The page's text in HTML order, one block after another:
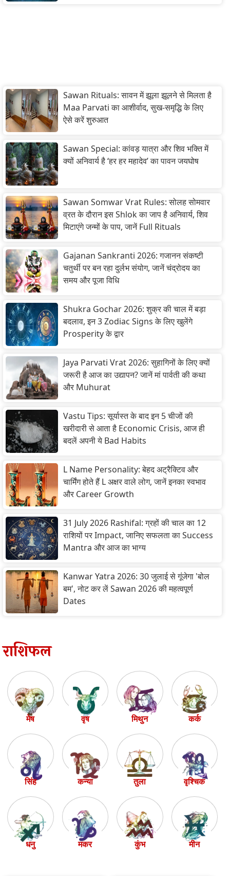
Sawan Rituals: सावन में झूला झूलने से मिलता है
Maa Parvati का आशीर्वाद, सुख-समृद्धि के लिए
ऐसे करें शुरुआत
Sawan Special: कांवड़ यात्रा और शिव भक्ति में
क्यों अनिवार्य है ‘हर हर महादेव’ का पावन जयघोष
Sawan Somwar Vrat Rules: सोलह सोमवार
व्रत के दौरान इस Shlok का जाप है अनिवार्य, शिव
मिटाएंगे जन्मों के पाप, जानें Full Rituals
Gajanan Sankranti 2026: गजानन संकष्टी
चतुर्थी पर बन रहा दुर्लभ संयोग, जानें चंद्रोदय का
समय और पूजा विधि
Shukra Gochar 2026: शुक्र की चाल में बड़ा
बदलाव, इन 3 Zodiac Signs के लिए खुलेंगे
Prosperity के द्वार
Jaya Parvati Vrat 2026: सुहागिनों के लिए क्यों
जरूरी है आज का उद्यापन? जानें मां पार्वती की कथा
और Muhurat
Vastu Tips: सूर्यास्त के बाद इन 5 चीजों की
खरीदारी से आता है Economic Crisis, आज ही
बदलें अपनी ये Bad Habits
L Name Personality: बेहद अट्रैक्टिव और
चार्मिंग होते हैं L अक्षर वाले लोग, जानें इनका स्वभाव
और Career Growth
31 July 2026 Rashifal: ग्रहों की चाल का 12
राशियों पर Impact, जानिए सफलता का Success
Mantra और आज का भाग्य
Kanwar Yatra 2026: 30 जुलाई से गूंजेगा 'बोल
बम', नोट कर लें Sawan 2026 की महत्वपूर्ण
Dates
राशिफल
मेष वृष मिथुन कर्क
सिंह कन्या तुला वृश्चिक
धनु मकर कुंभ मीन